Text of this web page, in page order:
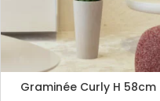
Graminée Curly H 58cm